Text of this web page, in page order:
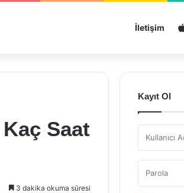
İletişim
Saat
3 dakika okuma süresi
Kayıt Ol